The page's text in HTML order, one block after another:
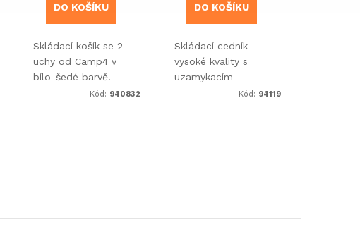
DO KOŠÍKU
Skládací košík se 2
uchy od Camp4 v
bílo-šedé barvě.
Kód: 940832
DO KOŠÍKU
Skládací cedník
vysoké kvality s
uzamykacím
Kód: 94119